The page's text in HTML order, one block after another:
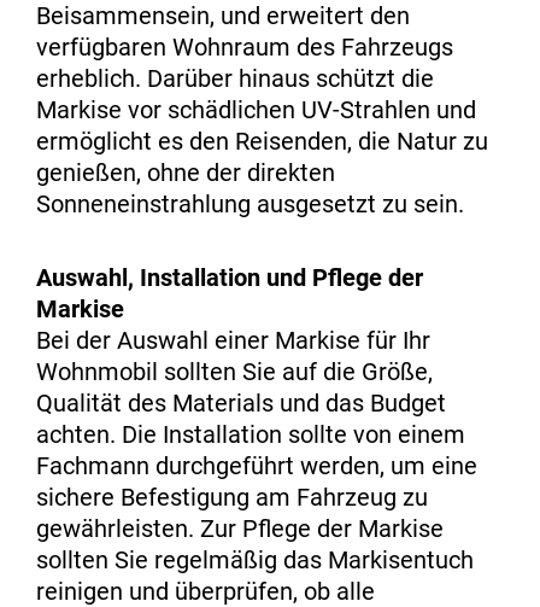
Beisammensein, und erweitert den
verfügbaren Wohnraum des Fahrzeugs
erheblich. Darüber hinaus schützt die
Markise vor schädlichen UV-Strahlen und
ermöglicht es den Reisenden, die Natur zu
genießen, ohne der direkten
Sonneneinstrahlung ausgesetzt zu sein.
Auswahl, Installation und Pflege der
Markise
Bei der Auswahl einer Markise für Ihr
Wohnmobil sollten Sie auf die Größe,
Qualität des Materials und das Budget
achten. Die Installation sollte von einem
Fachmann durchgeführt werden, um eine
sichere Befestigung am Fahrzeug zu
gewährleisten. Zur Pflege der Markise
sollten Sie regelmäßig das Markisentuch
reinigen und überprüfen, ob alle